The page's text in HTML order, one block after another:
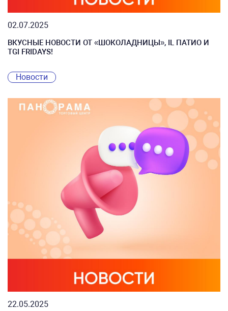
02.07.2025
ВКУСНЫЕ НОВОСТИ ОТ «ШОКОЛАДНИЦЫ», IL ПАТИО И
TGI FRIDAYS!
Новости
22.05.2025